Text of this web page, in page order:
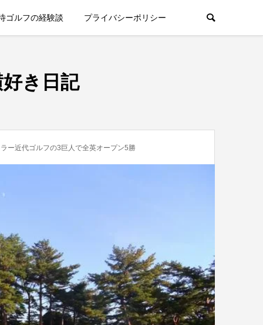
ゴルフの経験談 プライバシーポリシー
き日記
ー近代ゴルフの3巨人で全英オープン5勝